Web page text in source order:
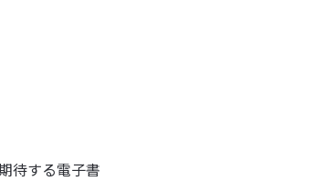
待する電子書